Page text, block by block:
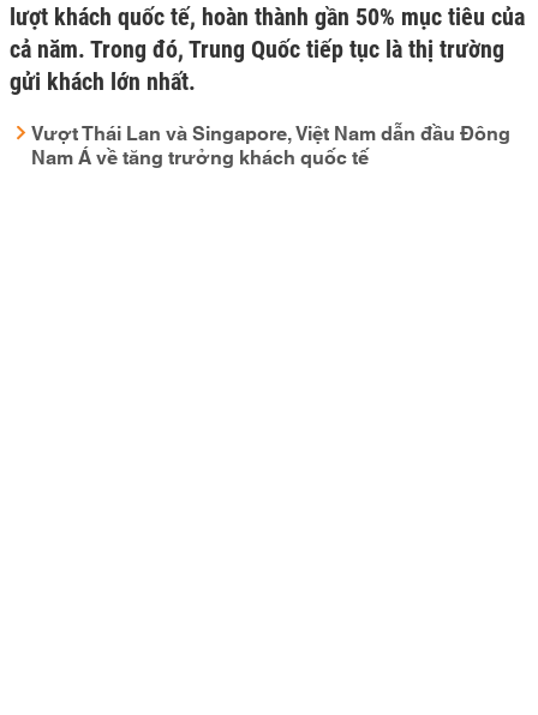
lượt khách quốc tế, hoàn thành gần 50% mục tiêu của
cả năm. Trong đó, Trung Quốc tiếp tục là thị trường
gửi khách lớn nhất.
Vượt Thái Lan và Singapore, Việt Nam dẫn đầu Đông
Nam Á về tăng trưởng khách quốc tế